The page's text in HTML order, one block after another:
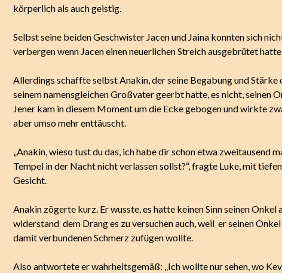
körperlich als auch geistig.
Selbst seine beiden Geschwister Jacen und Jaina konnten sich
verbergen wenn Jacen einen neuerlichen Streich ausgebrütet
Allerdings schaffte selbst Anakin, der seine Begabung und
seinem namensgleichen Großvater geerbt hatte, es nicht, seinen
Jener kam in diesem Moment um die Ecke gebogen und wirkte
aber umso mehr enttäuscht.
„Anakin, wieso tust du das, ich habe dir schon etwa zweitausend
Tempel in der Nacht nicht verlassen sollst?“, fragte Luke, mit
Gesicht.
Anakin zögerte kurz. Er wusste, es hatte keinen Sinn seinen Onkel
widerstand dem Drang es zu versuchen auch, weil er seinen
damit verbundenen Schmerz zufügen wollte.
Also antwortete er wahrheitsgemäß: „Ich wollte nur sehen, wo